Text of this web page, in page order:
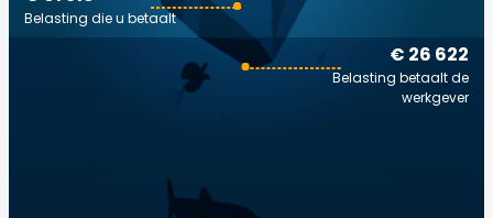
€ 26 622
Belasting betaalt de
werkgever
Belasting die u betaalt